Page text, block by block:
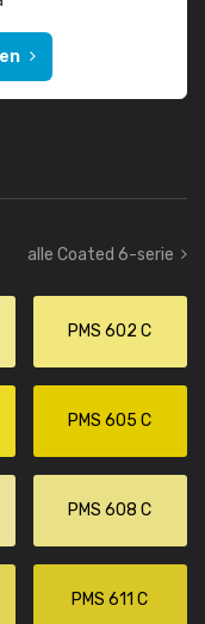
alle Coated 6-serie
PMS 602 C
PMS 605 C
PMS 608 C
PMS 611 C